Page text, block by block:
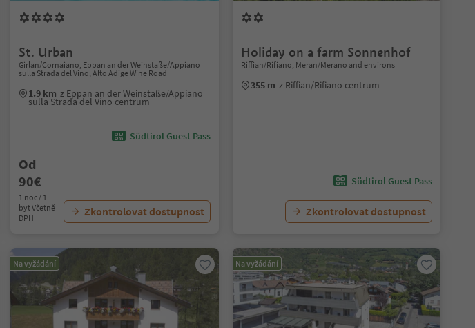
St. Urban
Girlan/Cornaiano, Eppan an der Weinstaße/Appiano
sulla Strada del Vino, Alto Adige Wine Road
1.9 km z Eppan an der Weinstaße/Appiano
sulla Strada del Vino centrum
Südtirol Guest Pass
Od
90€
1 noc / 1
byt Včetně
DPH
Zkontrolovat dostupnost
Holiday on a farm Sonnenhof
Riffian/Rifiano, Meran/Merano and environs
355 m z Riffian/Rifiano centrum
Südtirol Guest Pass
Zkontrolovat dostupnost
Na vyžádání Na vyžádání